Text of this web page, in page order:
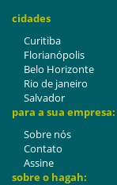
cidades
Curitiba
Florianópolis
Belo Horizonte
Rio de janeiro
Salvador
para a sua empresa:
Sobre nós
Contato
Assine
sobre o hagah: